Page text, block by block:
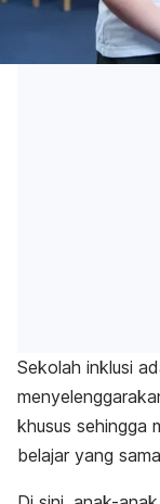
Sekolah inklusi
khusus sehingga
belajar yang